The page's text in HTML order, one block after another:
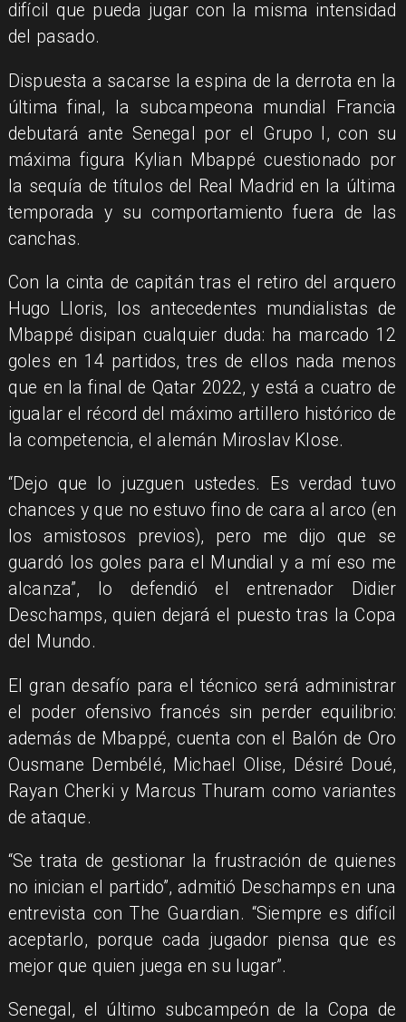
difícil que pueda jugar con la misma intensidad
del pasado.
Dispuesta a sacarse la espina de la derrota en la
última final, la subcampeona mundial Francia
debutará ante Senegal por el Grupo I, con su
máxima figura Kylian Mbappé cuestionado por
la sequía de títulos del Real Madrid en la última
temporada y su comportamiento fuera de las
canchas.
Con la cinta de capitán tras el retiro del arquero
Hugo Lloris, los antecedentes mundialistas de
Mbappé disipan cualquier duda: ha marcado 12
goles en 14 partidos, tres de ellos nada menos
que en la final de Qatar 2022, y está a cuatro de
igualar el récord del máximo artillero histórico de
la competencia, el alemán Miroslav Klose.
“Dejo que lo juzguen ustedes. Es verdad tuvo
chances y que no estuvo fino de cara al arco (en
los amistosos previos), pero me dijo que se
guardó los goles para el Mundial y a mí eso me
alcanza”, lo defendió el entrenador Didier
Deschamps, quien dejará el puesto tras la Copa
del Mundo.
El gran desafío para el técnico será administrar
el poder ofensivo francés sin perder equilibrio:
además de Mbappé, cuenta con el Balón de Oro
Ousmane Dembélé, Michael Olise, Désiré Doué,
Rayan Cherki y Marcus Thuram como variantes
de ataque.
“Se trata de gestionar la frustración de quienes
no inician el partido”, admitió Deschamps en una
entrevista con The Guardian. “Siempre es difícil
aceptarlo, porque cada jugador piensa que es
mejor que quien juega en su lugar”.
Senegal, el último subcampeón de la Copa de